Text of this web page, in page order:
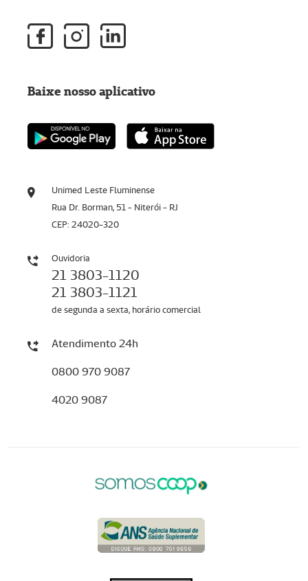
Unimed Leste Fluminense
Rua Dr. Borman, 51 - Niterói - RJ
CEP: 24020-320
Ouvidoria
21 3803-1120
21 3803-1121
de segunda a sexta, horário comercial
Atendimento 24h
0800 970 9087
4020 9087
Baixe nosso aplicativo